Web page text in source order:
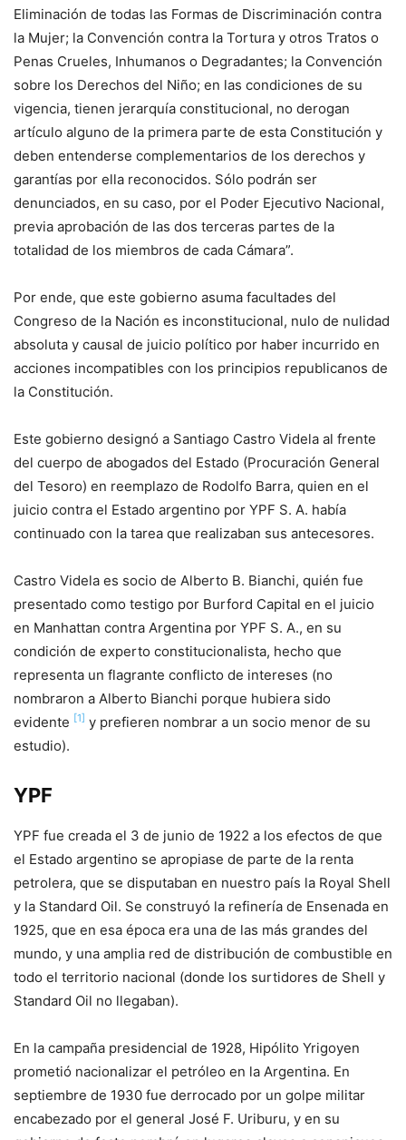
Eliminación de todas las Formas de Discriminación contra
la Mujer; la Convención contra la Tortura y otros Tratos o
Penas Crueles, Inhumanos o Degradantes; la Convención
sobre los Derechos del Niño; en las condiciones de su
vigencia, tienen jerarquía constitucional, no derogan
artículo alguno de la primera parte de esta Constitución y
deben entenderse complementarios de los derechos y
garantías por ella reconocidos. Sólo podrán ser
denunciados, en su caso, por el Poder Ejecutivo Nacional,
previa aprobación de las dos terceras partes de la
totalidad de los miembros de cada Cámara”.
Por ende, que este gobierno asuma facultades del
Congreso de la Nación es inconstitucional, nulo de nulidad
absoluta y causal de juicio político por haber incurrido en
acciones incompatibles con los principios republicanos de
la Constitución.
Este gobierno designó a Santiago Castro Videla al frente
del cuerpo de abogados del Estado (Procuración General
del Tesoro) en reemplazo de Rodolfo Barra, quien en el
juicio contra el Estado argentino por YPF S. A. había
continuado con la tarea que realizaban sus antecesores.
Castro Videla es socio de Alberto B. Bianchi, quién fue
presentado como testigo por Burford Capital en el juicio
en Manhattan contra Argentina por YPF S. A., en su
condición de experto constitucionalista, hecho que
representa un flagrante conflicto de intereses (no
nombraron a Alberto Bianchi porque hubiera sido
evidente [1] y prefieren nombrar a un socio menor de su
estudio).
YPF
YPF fue creada el 3 de junio de 1922 a los efectos de que
el Estado argentino se apropiase de parte de la renta
petrolera, que se disputaban en nuestro país la Royal Shell
y la Standard Oil. Se construyó la refinería de Ensenada en
1925, que en esa época era una de las más grandes del
mundo, y una amplia red de distribución de combustible en
todo el territorio nacional (donde los surtidores de Shell y
Standard Oil no llegaban).
En la campaña presidencial de 1928, Hipólito Yrigoyen
prometió nacionalizar el petróleo en la Argentina. En
septiembre de 1930 fue derrocado por un golpe militar
encabezado por el general José F. Uriburu, y en su